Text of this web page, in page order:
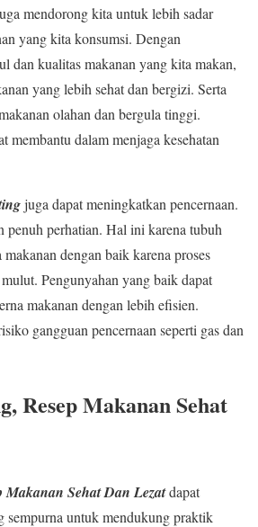
mendorong kita untuk lebih sadar
yang kita konsumsi. Dengan
dan kualitas makanan yang kita makan,
yang lebih sehat dan bergizi. Serta
olahan dan bergula tinggi.
membantu dalam menjaga kesehatan
juga dapat meningkatkan pencernaan.
penuh perhatian. Hal ini karena tubuh
dengan baik karena proses
Pengunyahan yang baik dapat
makanan dengan lebih efisien.
gangguan pencernaan seperti gas dan
,Resep Makanan Sehat
Sehat Dan Lezatdapat
sempurna untuk mendukung praktik